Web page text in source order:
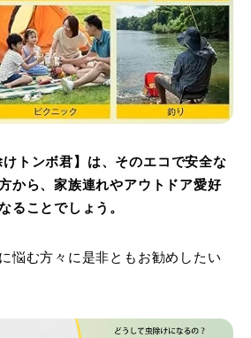
トンボ君】は、そのエコで安全な
から、家族連れやアウトドア愛好
ることでしょう。
悩む方々に是非ともお勧めしたい